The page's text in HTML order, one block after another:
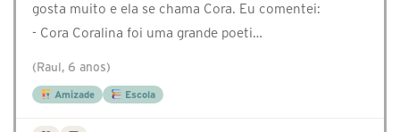
gosta muito e ela se chama Cora. Eu comentei:
- Cora Coralina foi uma grande poeti…
(Raul, 6 anos)
Amizade Escola